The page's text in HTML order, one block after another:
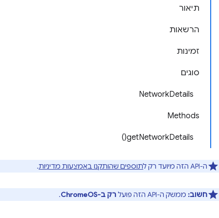
תיאור
הרשאות
זמינות
סוגים
NetworkDetails
Methods
getNetworkDetails()
ה-API הזה מיועד רק ל תוספים שהותקנו באמצעות מדיניות.
חשוב: ממשק ה-API הזה פועל רק ב-ChromeOS .